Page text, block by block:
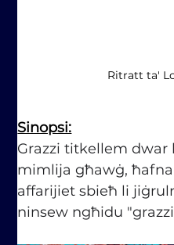
Ritratt ta'
Sinopsi:
Grazzi titkellem
mimlija għawġ,
affarijiet sbieħ li
ninsew ngħidu